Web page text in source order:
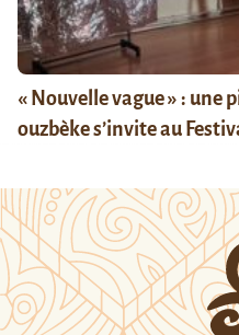
« Nouvelle vague » : une
ouzbèke s’invite au